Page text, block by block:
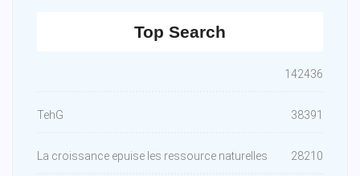
Top Search
142436
TehG 38391
La croissance epuise les ressource naturelles 28210